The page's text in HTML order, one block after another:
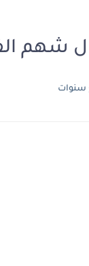
الفصل
سنوات